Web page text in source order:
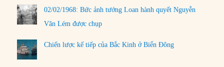
02/02/1968: Bức ảnh tướng Loan hành quyết Nguyễn
Văn Lém được chụp
Chiến lược kế tiếp của Bắc Kinh ở Biển Đông